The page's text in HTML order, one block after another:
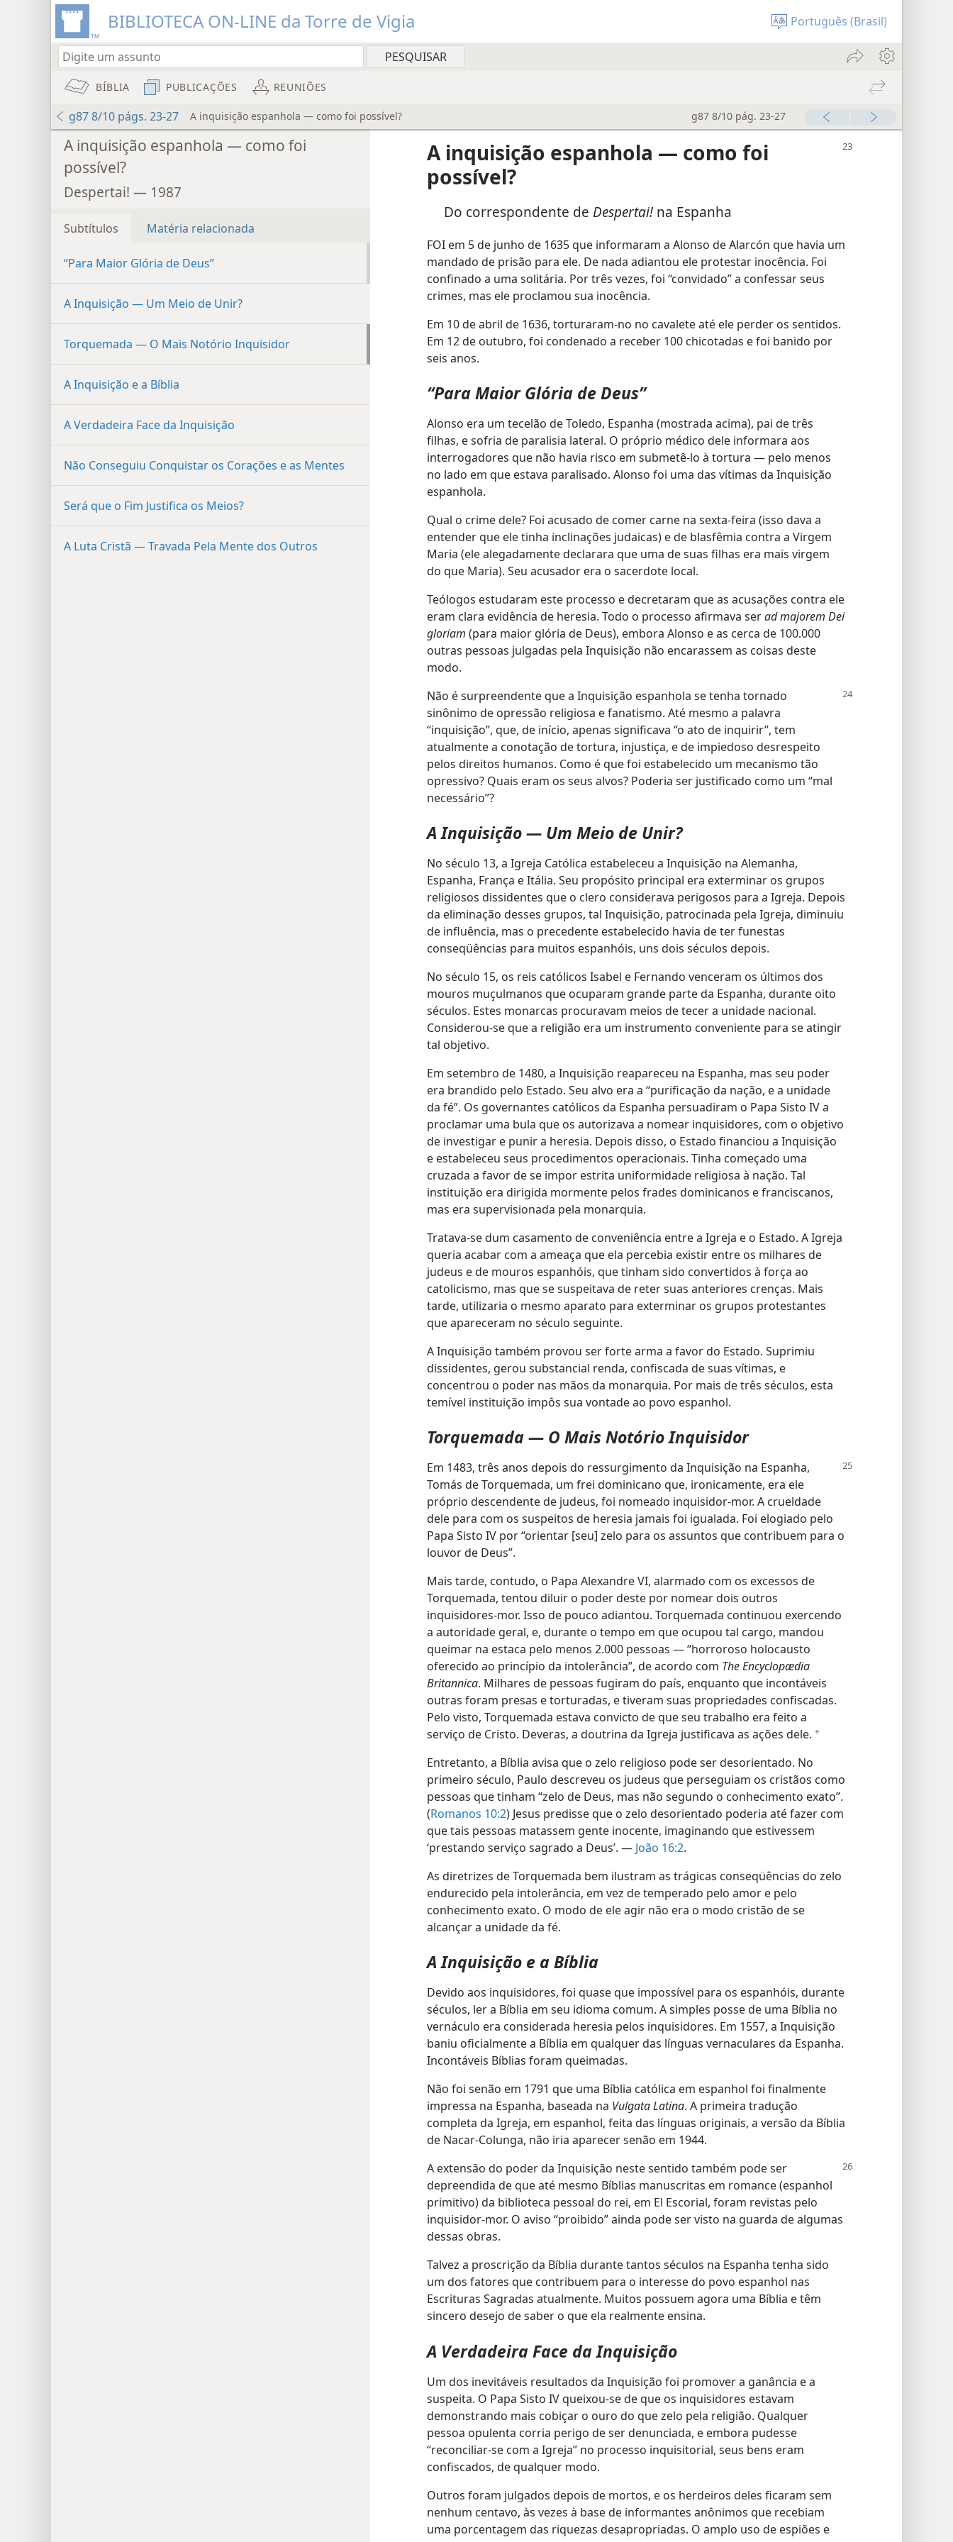
BIBLIOTECA ON-LINE da Torre de Vigia Português (Brasil)
BÍBLIA PUBLICAÇÕES REUNIÕES
g87 8/10 págs. 23-27 A inquisição espanhola — como foi possível? g87 8/10 pág. 23-27
A inquisição espanhola — como foi
possível?
Despertai! — 1987
Subtítulos Matéria relacionada
“Para Maior Glória de Deus”
A Inquisição — Um Meio de Unir?
Torquemada — O Mais Notório Inquisidor
A Inquisição e a Bíblia
A Verdadeira Face da Inquisição
Não Conseguiu Conquistar os Corações e as Mentes
Será que o Fim Justifica os Meios?
A Luta Cristã — Travada Pela Mente dos Outros
A inquisição espanhola — como foi
possível?
Do correspondente de Despertai! na Espanha
FOI em 5 de junho de 1635 que informaram a Alonso de Alarcón que havia um
mandado de prisão para ele. De nada adiantou ele protestar inocência. Foi
confinado a uma solitária. Por três vezes, foi “convidado” a confessar seus
crimes, mas ele proclamou sua inocência.
Em 10 de abril de 1636, torturaram-no no cavalete até ele perder os sentidos.
Em 12 de outubro, foi condenado a receber 100 chicotadas e foi banido por
seis anos.
“Para Maior Glória de Deus”
Alonso era um tecelão de Toledo, Espanha (mostrada acima), pai de três
filhas, e sofria de paralisia lateral. O próprio médico dele informara aos
interrogadores que não havia risco em submetê-lo à tortura — pelo menos
no lado em que estava paralisado. Alonso foi uma das vítimas da Inquisição
espanhola.
Qual o crime dele? Foi acusado de comer carne na sexta-feira (isso dava a
entender que ele tinha inclinações judaicas) e de blasfêmia contra a Virgem
Maria (ele alegadamente declarara que uma de suas filhas era mais virgem
do que Maria). Seu acusador era o sacerdote local.
Teólogos estudaram este processo e decretaram que as acusações contra ele
eram clara evidência de heresia. Todo o processo afirmava serad majorem Dei
gloriam (para maior glória de Deus), embora Alonso e as cerca de 100.000
outras pessoas julgadas pela Inquisição não encarassem as coisas deste
modo.
Não é surpreendente que a Inquisição espanhola se tenha tornado
sinônimo de opressão religiosa e fanatismo. Até mesmo a palavra
“inquisição”, que, de início, apenas significava “o ato de inquirir”, tem
atualmente a conotação de tortura, injustiça, e de impiedoso desrespeito
pelos direitos humanos. Como é que foi estabelecido um mecanismo tão
opressivo? Quais eram os seus alvos? Poderia ser justificado como um “mal
necessário”?
A Inquisição — Um Meio de Unir?
No século 13, a Igreja Católica estabeleceu a Inquisição na Alemanha,
Espanha, França e Itália. Seu propósito principal era exterminar os grupos
religiosos dissidentes que o clero considerava perigosos para a Igreja. Depois
da eliminação desses grupos, tal Inquisição, patrocinada pela Igreja, diminuiu
de influência, mas o precedente estabelecido havia de ter funestas
conseqüências para muitos espanhóis, uns dois séculos depois.
No século 15, os reis católicos Isabel e Fernando venceram os últimos dos
mouros muçulmanos que ocuparam grande parte da Espanha, durante oito
séculos. Estes monarcas procuravam meios de tecer a unidade nacional.
Considerou-se que a religião era um instrumento conveniente para se atingir
tal objetivo.
Em setembro de 1480, a Inquisição reapareceu na Espanha, mas seu poder
era brandido pelo Estado. Seu alvo era a “purificação da nação, e a unidade
da fé”. Os governantes católicos da Espanha persuadiram o Papa Sisto IV a
proclamar uma bula que os autorizava a nomear inquisidores, com o objetivo
de investigar e punir a heresia. Depois disso, o Estado financiou a Inquisição
e estabeleceu seus procedimentos operacionais. Tinha começado uma
cruzada a favor de se impor estrita uniformidade religiosa à nação. Tal
instituição era dirigida mormente pelos frades dominicanos e franciscanos,
mas era supervisionada pela monarquia.
Tratava-se dum casamento de conveniência entre a Igreja e o Estado. A Igreja
queria acabar com a ameaça que ela percebia existir entre os milhares de
judeus e de mouros espanhóis, que tinham sido convertidos à força ao
catolicismo, mas que se suspeitava de reter suas anteriores crenças. Mais
tarde, utilizaria o mesmo aparato para exterminar os grupos protestantes
que apareceram no século seguinte.
A Inquisição também provou ser forte arma a favor do Estado. Suprimiu
dissidentes, gerou substancial renda, confiscada de suas vítimas, e
concentrou o poder nas mãos da monarquia. Por mais de três séculos, esta
temível instituição impôs sua vontade ao povo espanhol.
Torquemada — O Mais Notório Inquisidor
Em 1483, três anos depois do ressurgimento da Inquisição na Espanha,
Tomás de Torquemada, um frei dominicano que, ironicamente, era ele
próprio descendente de judeus, foi nomeado inquisidor-mor. A crueldade
dele para com os suspeitos de heresia jamais foi igualada. Foi elogiado pelo
Papa Sisto IV por “orientar [seu] zelo para os assuntos que contribuem para o
louvor de Deus”.
Mais tarde, contudo, o Papa Alexandre VI, alarmado com os excessos de
Torquemada, tentou diluir o poder deste por nomear dois outros
inquisidores-mor. Isso de pouco adiantou. Torquemada continuou exercendo
a autoridade geral, e, durante o tempo em que ocupou tal cargo, mandou
queimar na estaca pelo menos 2.000 pessoas — “horroroso holocausto
oferecido ao princípio da intolerância”, de acordo com The Encyclopædia
Britannica. Milhares de pessoas fugiram do país, enquanto que incontáveis
outras foram presas e torturadas, e tiveram suas propriedades confiscadas.
Pelo visto, Torquemada estava convicto de que seu trabalho era feito a
serviço de Cristo. Deveras, a doutrina da Igreja justificava as ações dele. a
Entretanto, a Bíblia avisa que o zelo religioso pode ser desorientado. No
primeiro século, Paulo descreveu os judeus que perseguiam os cristãos como
pessoas que tinham “zelo de Deus, mas não segundo o conhecimento exato”.
(Romanos 10:2) Jesus predisse que o zelo desorientado poderia até fazer com
que tais pessoas matassem gente inocente, imaginando que estivessem
‘prestando serviço sagrado a Deus’. — João 16:2.
As diretrizes de Torquemada bem ilustram as trágicas conseqüências do zelo
endurecido pela intolerância, em vez de temperado pelo amor e pelo
conhecimento exato. O modo de ele agir não era o modo cristão de se
alcançar a unidade da fé.
A Inquisição e a Bíblia
Devido aos inquisidores, foi quase que impossível para os espanhóis, durante
séculos, ler a Bíblia em seu idioma comum. A simples posse de uma Bíblia no
vernáculo era considerada heresia pelos inquisidores. Em 1557, a Inquisição
baniu oficialmente a Bíblia em qualquer das línguas vernaculares da Espanha.
Incontáveis Bíblias foram queimadas.
Não foi senão em 1791 que uma Bíblia católica em espanhol foi finalmente
impressa na Espanha, baseada na Vulgata Latina. A primeira tradução
completa da Igreja, em espanhol, feita das línguas originais, a versão da Bíblia
de Nacar-Colunga, não iria aparecer senão em 1944.
A extensão do poder da Inquisição neste sentido também pode ser
depreendida de que até mesmo Bíblias manuscritas em romance (espanhol
primitivo) da biblioteca pessoal do rei, em El Escorial, foram revistas pelo
inquisidor-mor. O aviso “proibido” ainda pode ser visto na guarda de algumas
dessas obras.
Talvez a proscrição da Bíblia durante tantos séculos na Espanha tenha sido
um dos fatores que contribuem para o interesse do povo espanhol nas
Escrituras Sagradas atualmente. Muitos possuem agora uma Bíblia e têm
sincero desejo de saber o que ela realmente ensina.
A Verdadeira Face da Inquisição
Um dos inevitáveis resultados da Inquisição foi promover a ganância e a
suspeita. O Papa Sisto IV queixou-se de que os inquisidores estavam
demonstrando mais cobiçar o ouro do que zelo pela religião. Qualquer
pessoa opulenta corria perigo de ser denunciada, e embora pudesse
“reconciliar-se com a Igreja” no processo inquisitorial, seus bens eram
confiscados, de qualquer modo.
Outros foram julgados depois de mortos, e os herdeiros deles ficaram sem
nenhum centavo, às vezes à base de informantes anônimos que recebiam
uma porcentagem das riquezas desapropriadas. O amplo uso de espiões e